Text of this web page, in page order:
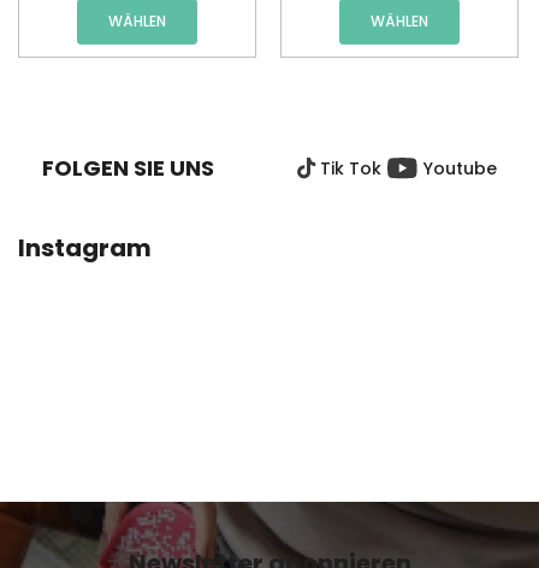
WÄHLEN WÄHLEN
FOLGEN SIE UNS Tik Tok Youtube
Instagram